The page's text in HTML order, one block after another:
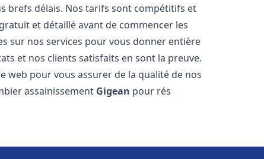
brefs délais. Nos tarifs sont compétitifs et
et détaillé avant de commencer les
sur nos services pour vous donner entière
et nos clients satisfaits en sont la preuve.
web pour vous assurer de la qualité de nos
assainissement Gigean pour rés